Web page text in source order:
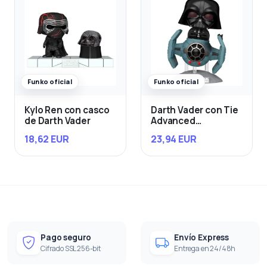
Funko oficial
Kylo Ren con casco
de Darth Vader
18,62 EUR
Funko oficial
Darth Vader con Tie
Advanced
23,94 EUR
Pago seguro
Cifrado SSL 256-bit
Envío Express
Entrega en 24/48h